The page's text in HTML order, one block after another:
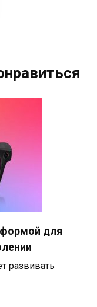
для
развивать